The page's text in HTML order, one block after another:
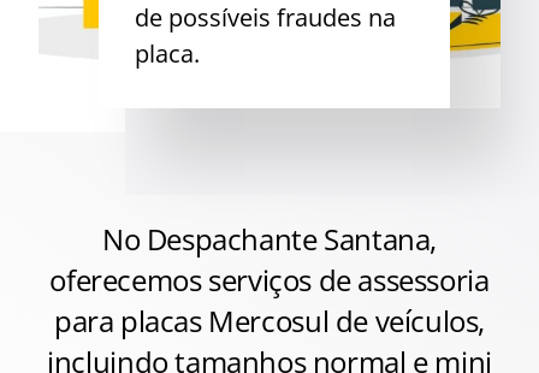
de possíveis fraudes na
placa.
No Despachante Santana,
oferecemos serviços de assessoria
para placas Mercosul de veículos,
incluindo tamanhos normal e mini